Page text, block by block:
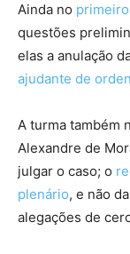
Ainda no
questões
elas a anulação
ajudante de
A turma também
Alexandre de
julgar o caso; o
plenário, e não
alegações de